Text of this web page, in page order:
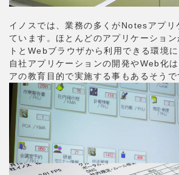
イノスでは、業務の多くがNotesアプリ
ています。ほとんどのアプリケーショ
トとWebブラウザから利用できる環境
自社アプリケーションの開発やWeb化
アの教育目的で実施する事もあるそうで